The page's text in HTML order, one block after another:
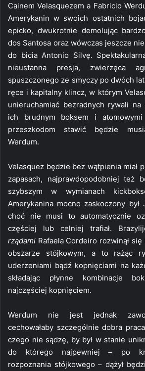
Cainem Velasquezem a Fabricio
Amerykanin w swoich ostatnich
epicko, dwukrotnie demolując
dos Santosa oraz wówczas jeszcze
do bicia Antonio Silvę.
nieustanna presja, zwierzęca
spuszczonego ze smyczy po dwóch
ręce i kapitalny klincz, w którym
unieruchamiać bezradnych rywali
ich brudnym boksem i
przeszkodom stawić będzie
Werdum.
Velasquez będzie bez wątpienia miał
zapasach, najprawdopodobniej też
szybszym w wymianach
Amerykanina mocno zaskoczony był
choć nie musi to automatycznie
częściej lub celniej trafiał.
rządami Rafaela Cordeiro rozwinął
obszarze stójkowym, a to rażąc
uderzeniami bądź kopnięciami na
składając płynne kombinacje
najczęściej kopnięciem.
Werdum nie jest jednak
cechowałaby szczególnie dobra
czego nie sądzę, by był w stanie
do którego najpewniej – po
rozpoznania stójkowego – dążył